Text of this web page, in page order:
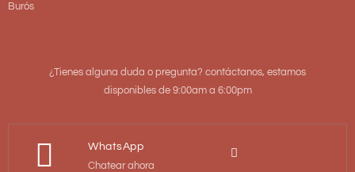
Burós
¿Tienes alguna duda o pregunta? contáctanos, estamos
disponibles de 9:00am a 6:00pm
WhatsApp
Chatear ahora